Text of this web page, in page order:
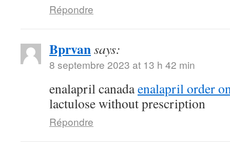
Répondre
Bprvansays:
8 septembre 2023 at 13 h 42 min
enalapril canadaenalapril order
lactulose without prescription
Répondre